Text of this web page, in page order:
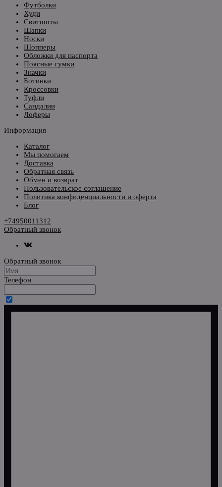
Футболки
Худи
Свитшоты
Шапки
Носки
Шопперы
Обложки для паспорта
Поясные сумки
Значки
Ботинки
Кроссовки
Туфли
Сандалии
Лоферы
Информация
Каталог
Мы помогаем
Доставка
Обратная связь
Обмен и возврат
Пользовательское соглашение
Политика конфиденциальности и оферта
Блог
+74950011312
Обратный звонок
Обратный звонок
Телефон